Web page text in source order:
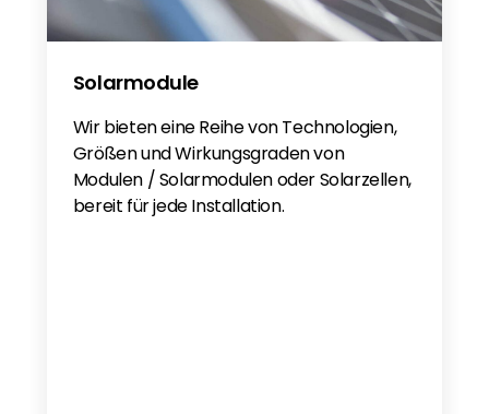
Solarmodule
Wir bieten eine Reihe von Technologien,
Größen und Wirkungsgraden von
Modulen / Solarmodulen oder Solarzellen,
bereit für jede Installation.